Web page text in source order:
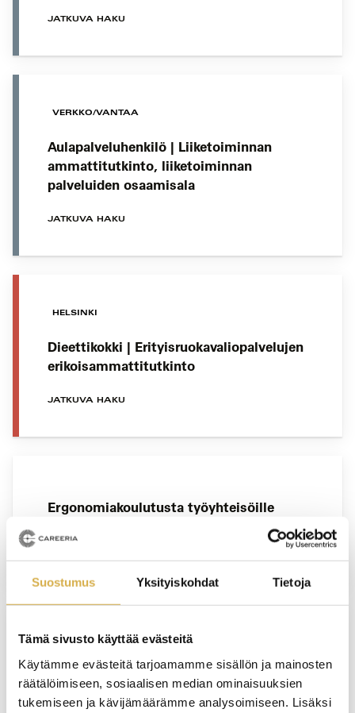
Suostumus Yksityiskohdat Tietoja
Tämä sivusto käyttää evästeitä
Käytämme evästeitä tarjoamamme sisällön ja mainosten
räätälöimiseen, sosiaalisen median ominaisuuksien
tukemiseen ja kävijämäärämme analysoimiseen. Lisäksi
JATKUVA HAKU
VERKKO/VANTAA
Aulapalveluhenkilö | Liiketoiminnan
ammattitutkinto, liiketoiminnan
palveluiden osaamisala
JATKUVA HAKU
HELSINKI
Dieettikokki | Erityisruokavaliopalvelujen
erikoisammattitutkinto
JATKUVA HAKU
Ergonomiakoulutusta työyhteisöille
YRITYSKOHTAINEN KOULUTUS
Henkilöstöpalvelut | Liiketoiminnan
ammattitutkinnon osa
JATKUVA HAKU